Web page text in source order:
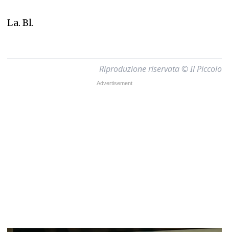
La. Bl.
Riproduzione riservata © Il Piccolo